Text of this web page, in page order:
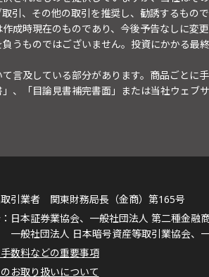
引、その他の取引を推奨し、勧誘するもの
成時現在のものであり、今後予告なしに変
うものではございません。投資にかかる最
言及している部分があります。商品ごとに
、「目論見書補完書面」または当社ウェブ
引業者 関東財務局長（金商）第165号
日本証券業協会、一般社団法人 第二種金融
一般社団法人 日本暗号資産等取引業協会、
数料などの重要事項
お取り扱いについて